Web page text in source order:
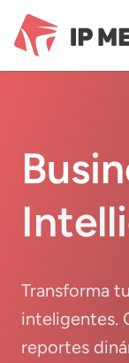
Transforma
inteligentes.
reportes